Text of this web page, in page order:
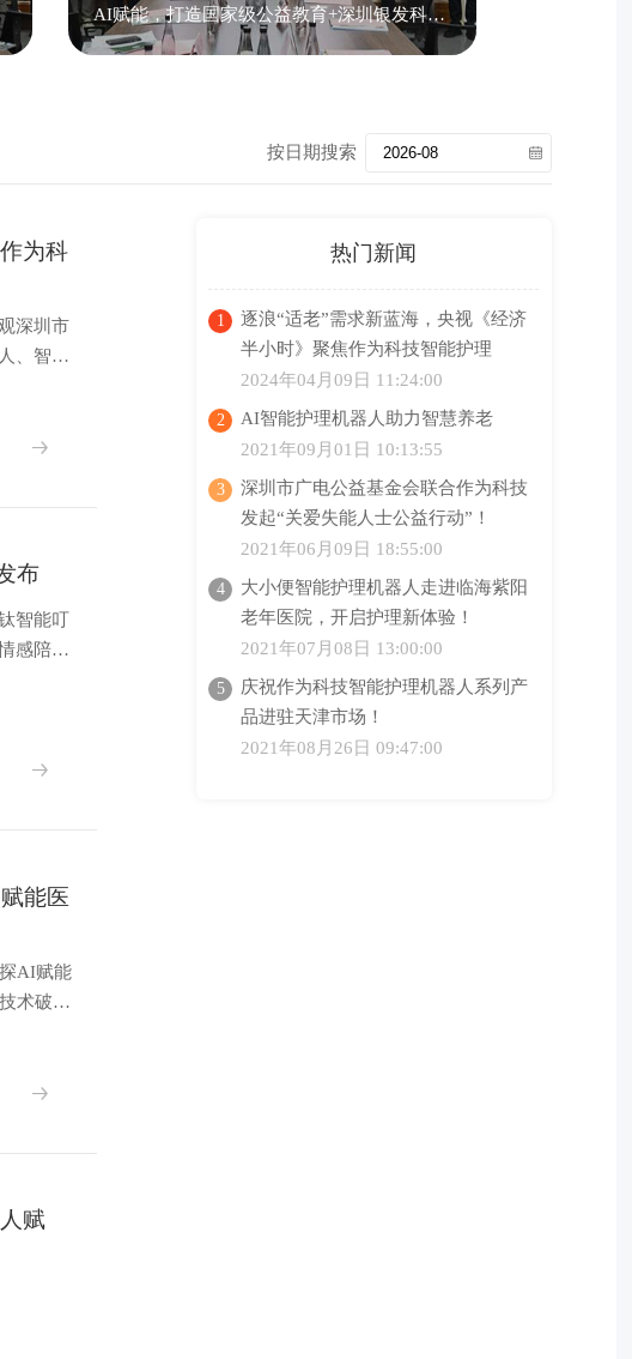
AI赋能，打造国家级公益教育+深圳银发科技
产业+社区嵌入式养老融合模式，让长者在家
按日期搜索
为科
深圳市
、智能
布
智能叮
感陪
能医
AI赋能
术破解
赋
热门新闻
逐浪“适老”需求新蓝海，央视《经济
半小时》聚焦作为科技智能护理
2024年04月09日 11:24:00
AI智能护理机器人助力智慧养老
2021年09月01日 10:13:55
深圳市广电公益基金会联合作为科技
发起“关爱失能人士公益行动”！
2021年06月09日 18:55:00
大小便智能护理机器人走进临海紫阳
老年医院，开启护理新体验！
2021年07月08日 13:00:00
庆祝作为科技智能护理机器人系列产
品进驻天津市场！
2021年08月26日 09:47:00